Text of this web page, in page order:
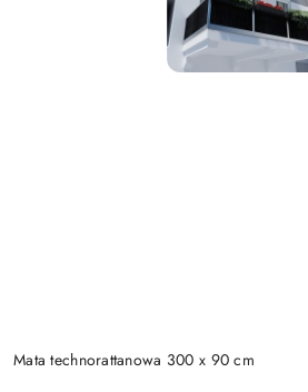
Mata technorattanowa 300 x 90 cm